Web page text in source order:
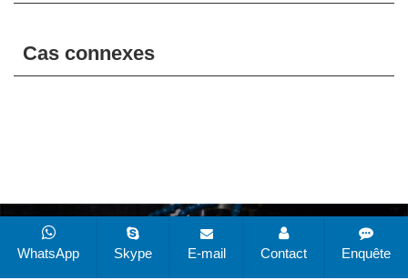
Cas connexes
CopyRight © 2019-2025 Changzhou Zuoan Electronics
Co., Ltd. Tous droits réservés
Plan du site
Toutes les
WhatsApp Skype E-mail Contact Enquête